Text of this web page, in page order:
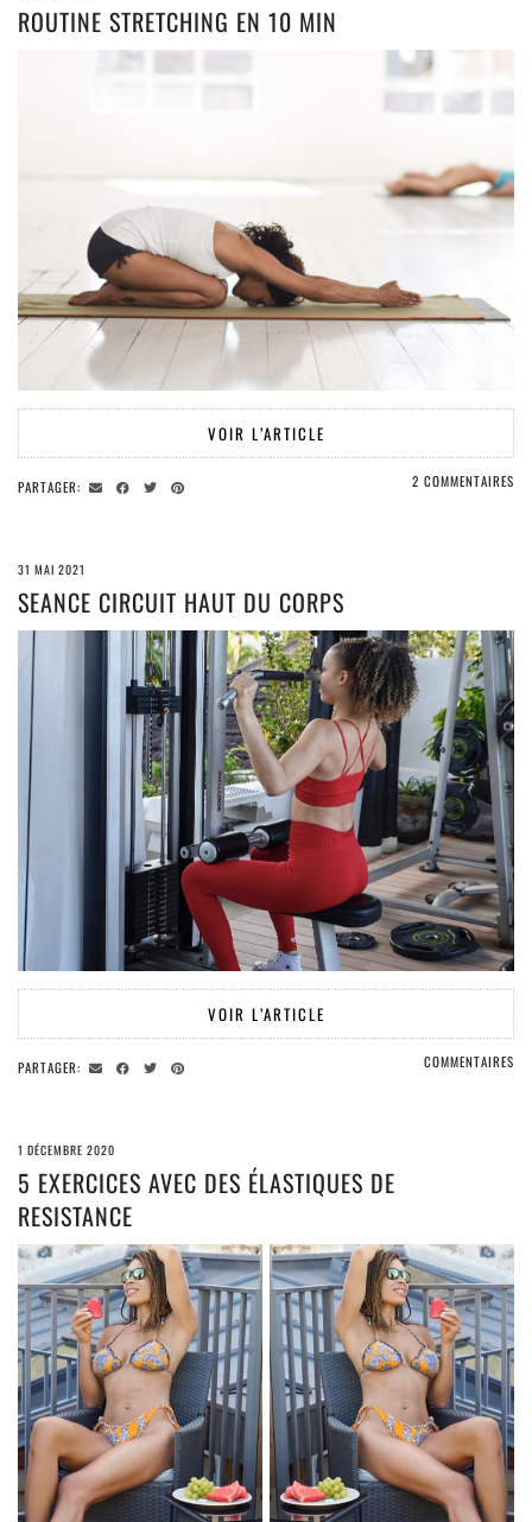
ROUTINE STRETCHING EN 10 MIN
VOIR L’ARTICLE
PARTAGER: 2 COMMENTAIRES
31 MAI 2021
SEANCE CIRCUIT HAUT DU CORPS
VOIR L’ARTICLE
PARTAGER: COMMENTAIRES
1 DÉCEMBRE 2020
5 EXERCICES AVEC DES ÉLASTIQUES DE
RESISTANCE